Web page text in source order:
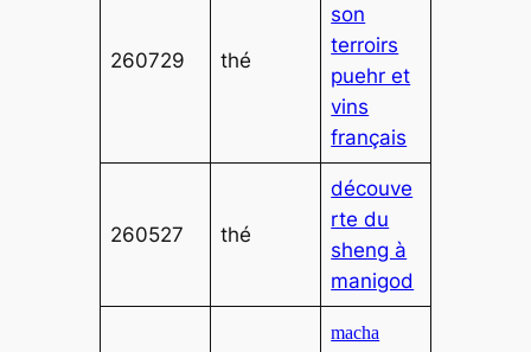
260729 thé
son
terroirs
puehr et
vins
français
260527 thé
découve
rte du
sheng à
manigod
macha